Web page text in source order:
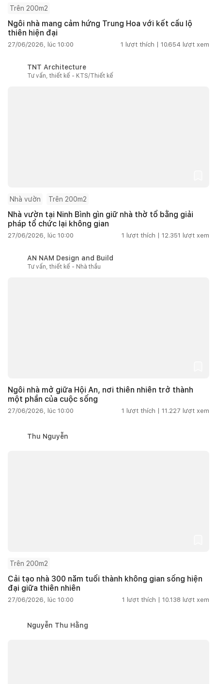
Trên 200m2
Ngôi nhà mang cảm hứng Trung Hoa với kết cấu lộ
thiên hiện đại
27/06/2026, lúc 10:00 1 lượt thích | 10.654 lượt xem
TNT Architecture
Tư vấn, thiết kế - KTS/Thiết kế
Nhà vườn Trên 200m2
Nhà vườn tại Ninh Bình gìn giữ nhà thờ tổ bằng giải
pháp tổ chức lại không gian
27/06/2026, lúc 10:00 1 lượt thích | 12.351 lượt xem
AN NAM Design and Build
Tư vấn, thiết kế - Nhà thầu
Ngôi nhà mở giữa Hội An, nơi thiên nhiên trở thành
một phần của cuộc sống
27/06/2026, lúc 10:00 1 lượt thích | 11.227 lượt xem
Thu Nguyễn
Trên 200m2
Cải tạo nhà 300 năm tuổi thành không gian sống hiện
đại giữa thiên nhiên
27/06/2026, lúc 10:00 1 lượt thích | 10.138 lượt xem
Nguyễn Thu Hằng